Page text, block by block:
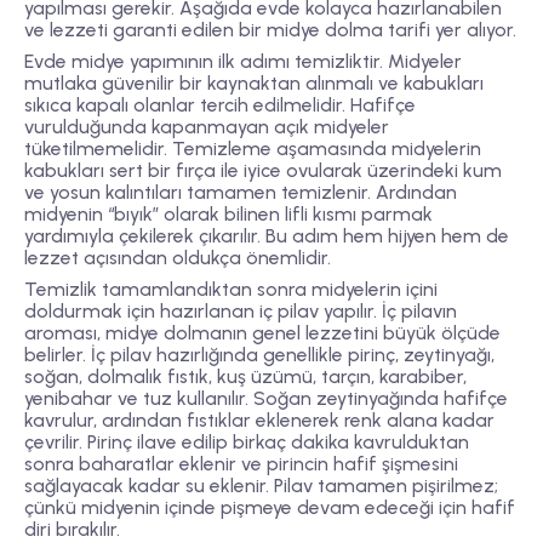
yapılması gerekir. Aşağıda evde kolayca hazırlanabilen
ve lezzeti garanti edilen bir midye dolma tarifi yer alıyor.
Evde midye yapımının ilk adımı temizliktir. Midyeler
mutlaka güvenilir bir kaynaktan alınmalı ve kabukları
sıkıca kapalı olanlar tercih edilmelidir. Hafifçe
vurulduğunda kapanmayan açık midyeler
tüketilmemelidir. Temizleme aşamasında midyelerin
kabukları sert bir fırça ile iyice ovularak üzerindeki kum
ve yosun kalıntıları tamamen temizlenir. Ardından
midyenin “bıyık” olarak bilinen lifli kısmı parmak
yardımıyla çekilerek çıkarılır. Bu adım hem hijyen hem de
lezzet açısından oldukça önemlidir.
Temizlik tamamlandıktan sonra midyelerin içini
doldurmak için hazırlanan iç pilav yapılır. İç pilavın
aroması, midye dolmanın genel lezzetini büyük ölçüde
belirler. İç pilav hazırlığında genellikle pirinç, zeytinyağı,
soğan, dolmalık fıstık, kuş üzümü, tarçın, karabiber,
yenibahar ve tuz kullanılır. Soğan zeytinyağında hafifçe
kavrulur, ardından fıstıklar eklenerek renk alana kadar
çevrilir. Pirinç ilave edilip birkaç dakika kavrulduktan
sonra baharatlar eklenir ve pirincin hafif şişmesini
sağlayacak kadar su eklenir. Pilav tamamen pişirilmez;
çünkü midyenin içinde pişmeye devam edeceği için hafif
diri bırakılır.